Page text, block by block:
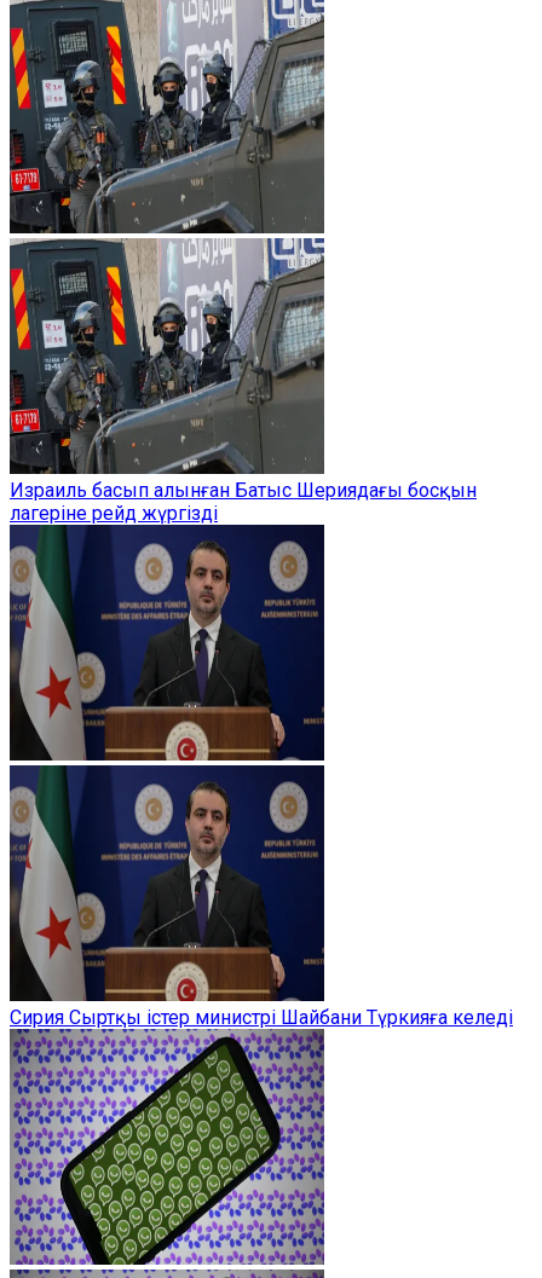
Израиль басып алынған Батыс Шериядағы босқын
лагеріне рейд жүргізді
Сирия Сыртқы істер министрі Шайбани Түркияға келеді